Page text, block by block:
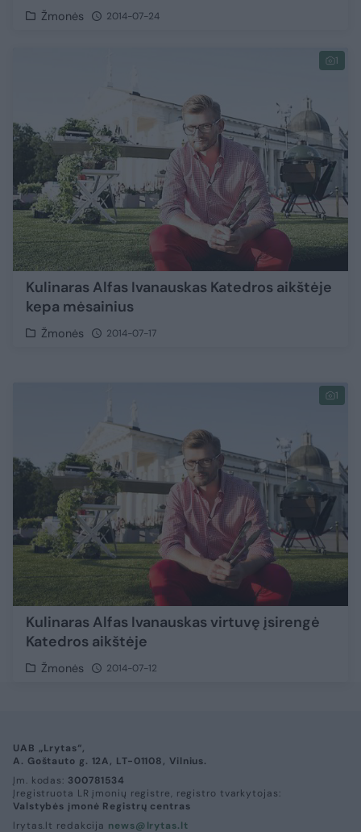
Žmonės 2014-07-24
1
Kulinaras Alfas Ivanauskas Katedros aikštėje
kepa mėsainius
Žmonės 2014-07-17
1
Kulinaras Alfas Ivanauskas virtuvę įsirengė
Katedros aikštėje
Žmonės 2014-07-12
UAB „Lrytas“,
A. Goštauto g. 12A, LT-01108, Vilnius.
Įm. kodas: 300781534
Įregistruota LR įmonių registre, registro tvarkytojas:
Valstybės įmonė Registrų centras
lrytas.lt redakcija news@lrytas.lt